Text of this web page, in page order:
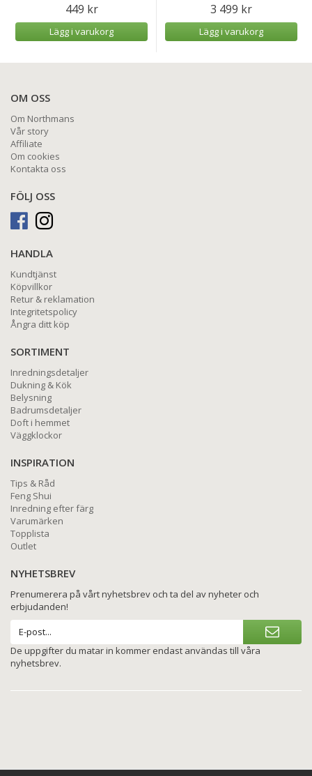
449 kr
Lägg i varukorg
3 499 kr
Lägg i varukorg
OM OSS
Om Northmans
Vår story
Affiliate
Om cookies
Kontakta oss
FÖLJ OSS
HANDLA
Kundtjänst
Köpvillkor
Retur & reklamation
Integritetspolicy
Ångra ditt köp
SORTIMENT
Inredningsdetaljer
Dukning & Kök
Belysning
Badrumsdetaljer
Doft i hemmet
Väggklockor
INSPIRATION
Tips & Råd
Feng Shui
Inredning efter färg
Varumärken
Topplista
Outlet
NYHETSBREV
Prenumerera på vårt nyhetsbrev och ta del av nyheter och
erbjudanden!
De uppgifter du matar in kommer endast användas till våra
nyhetsbrev.